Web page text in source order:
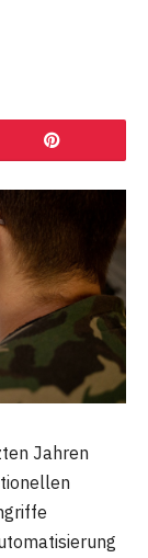
Jahren